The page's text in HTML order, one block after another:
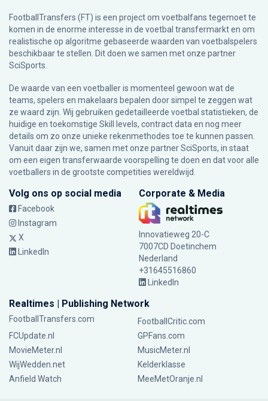
FootballTransfers (FT) is een project om voetbalfans tegemoet te
komen in de enorme interesse in de voetbal transfermarkt en om
realistische op algoritme gebaseerde waarden van voetbalspelers
beschikbaar te stellen. Dit doen we samen met onze partner
SciSports
De waarde van een voetballer is momenteel gewoon wat de
teams, spelers en makelaars bepalen door simpel te zeggen wat
ze waard zijn. Wij gebruiken gedetailleerde voetbal statistieken, de
huidige en toekomstige Skill levels, contract data en nog meer
details om zo onze unieke rekenmethodes toe te kunnen passen.
Vanuit daar zijn we, samen met onze partner SciSports, in staat
om een eigen transferwaarde voorspelling te doen en dat voor alle
voetballers in de grootste competities wereldwijd.
Volg ons op social media
Facebook
Instagram
X
LinkedIn
Corporate & Media
Innovatieweg 20-C
7007CD Doetinchem
Nederland
+31645516860
LinkedIn
Realtimes | Publishing Network
FootballTransfers.com
FootballCritic.com
FCUpdate.nl
GPFans.com
MovieMeter.nl
MusicMeter.nl
WijWedden.net
Kelderklasse
Anfield Watch
MeeMetOranje.nl